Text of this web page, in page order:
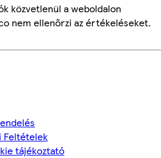
közvetlenül a weboldalon
nem ellenőrzi az értékeléseket.
Feltételek
tájékoztató